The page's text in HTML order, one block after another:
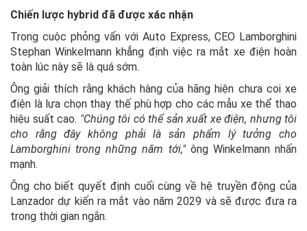
Chiến lược hybrid đã được xác nhận
Trong cuộc phỏng vấn với Auto Express, CEO Lamborghini
Stephan Winkelmann khẳng định việc ra mắt xe điện hoàn
toàn lúc này sẽ là quá sớm.
Ông giải thích rằng khách hàng của hãng hiện chưa coi xe
điện là lựa chọn thay thế phù hợp cho các mẫu xe thể thao
hiệu suất cao. "Chúng tôi có thể sản xuất xe điện, nhưng tôi
cho rằng đây không phải là sản phẩm lý tưởng cho
Lamborghini trong những năm tới," ông Winkelmann nhấn
mạnh.
Ông cho biết quyết định cuối cùng về hệ truyền động của
Lanzador dự kiến ra mắt vào năm 2029 và sẽ được đưa ra
trong thời gian ngắn.